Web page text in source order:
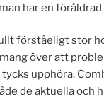
har en
förståeligt stor
över att
upphöra.
de aktuella och